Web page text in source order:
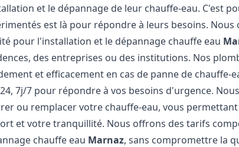
et le dépannage de leur chauffe-eau. C'est
est là pour répondre à leurs besoins.
pour l'installation et le dépannage chauffe eau
des entreprises ou des institutions. Nos
et efficacement en cas de panne de chauffe-
7j/7 pour répondre à vos besoins d'urgence.
ou remplacer votre chauffe-eau, vous
et votre tranquillité. Nous offrons des tarifs
chauffe eau Marnaz, sans compromettre la